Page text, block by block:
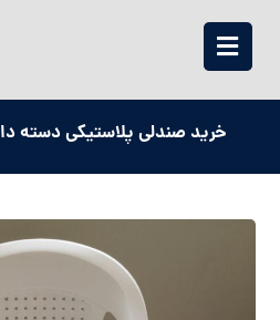
خرید صندلی پلاستیکی دسته